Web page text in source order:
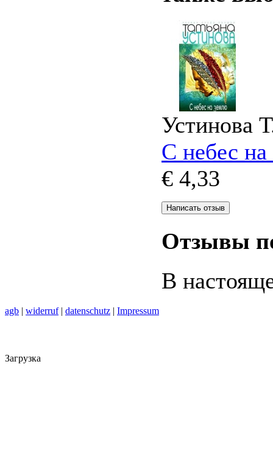
Устинова
С небес
€ 4,33
Отзывы
В
agb | widerruf| datenschutz | Impressum
Загрузка